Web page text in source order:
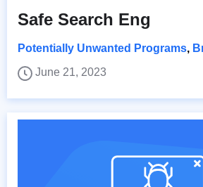
Safe Search Eng
Potentially Unwanted Programs,
June 21, 2023